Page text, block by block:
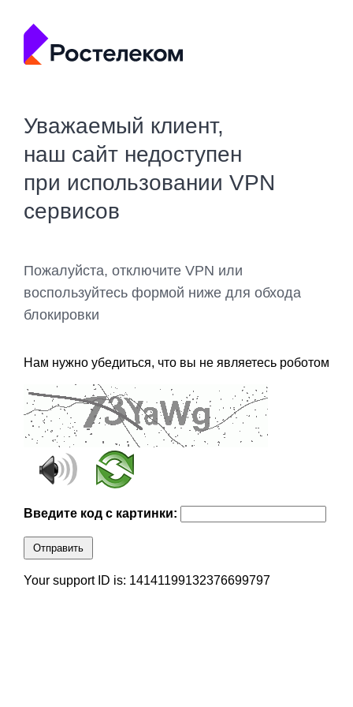
Уважаемый клиент,
наш сайт недоступен
при использовании VPN
сервисов
Пожалуйста, отключите VPN или
воспользуйтесь формой ниже для обхода
блокировки
Нам нужно убедиться, что вы не являетесь роботом
Введите код с картинки:
Отправить
Your support ID is: 14141199132376699797